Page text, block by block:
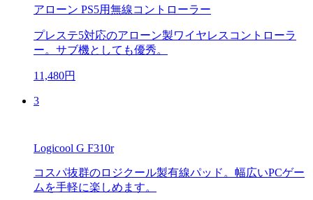
アローン PS5用無線コントローラー
プレステ5対応のアローン製ワイヤレスコントローラ
ー。サブ機としても優秀。
11,480円
3
Logicool G F310r
コスパ抜群のロジクール製有線パッド。幅広いPCゲー
ムを手軽に楽しめます。